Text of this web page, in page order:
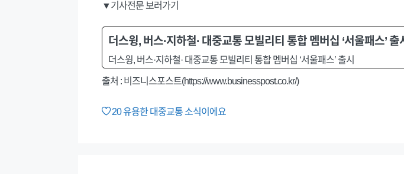
▼기사전문 보러가기
더스윙, 버스·지하철· 대중교통 모빌리티 통합 멤버십 ‘서울패스’ 출
더스윙, 버스·지하철· 대중교통 모빌리티 통합 멤버십 ‘서울패스’ 출시
출처 : 비즈니스포스트(https://www.businesspost.co.kr/)
20유용한 대중교통 소식이에요